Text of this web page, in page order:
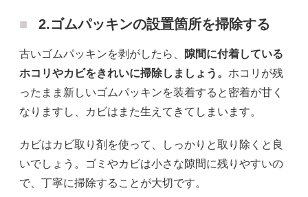
2.ゴムパッキンの設置箇所を掃除する
古いゴムパッキンを剥がしたら、
隙間に付着している
ホコリやカビをきれいに掃除しましょう。 ホコリが残
ったまま新しいゴムパッキンを装着すると密着が甘く
なりますし、カビはまた生えてきてしまいます。
カビはカビ取り剤を使って、しっかりと取り除くと良
いでしょう。ゴミやカビは小さな隙間に残りやすいの
で、丁寧に掃除することが大切です。